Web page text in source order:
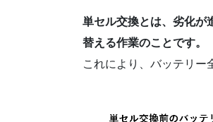
単セル交換とは、劣化が
替える作業のことです。
これにより、バッテリー